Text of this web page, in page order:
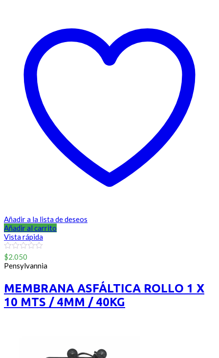
Añadir a la lista de deseos
Añadir al carrito
Vista rápida
0
out
of
$2.050
Pensylvannia
MEMBRANA ASFÁLTICA ROLLO 1 X
10 MTS / 4MM / 40KG